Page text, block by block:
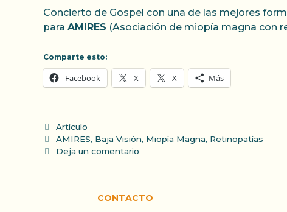
Concierto de Gospel con una de las mejores
para AMIRES (Asociación de miopía magna con
Comparte esto:
Facebook X X Más
Categorías
Artículo
Etiquetas
AMIRES, Baja Visión, Miopía Magna, Retinopatías
Deja un comentario
CONTACTO